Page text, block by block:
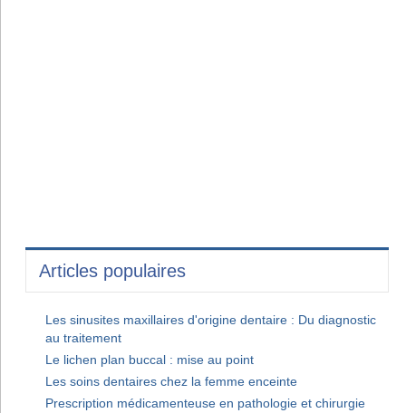
Articles populaires
Les sinusites maxillaires d'origine dentaire : Du diagnostic
au traitement
Le lichen plan buccal : mise au point
Les soins dentaires chez la femme enceinte
Prescription médicamenteuse en pathologie et chirurgie